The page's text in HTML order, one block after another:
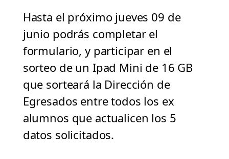
Hasta el próximo jueves 09 de
junio podrás completar el
formulario, y participar en el
sorteo de un Ipad Mini de 16 GB
que sorteará la Dirección de
Egresados entre todos los ex
alumnos que actualicen los 5
datos solicitados.